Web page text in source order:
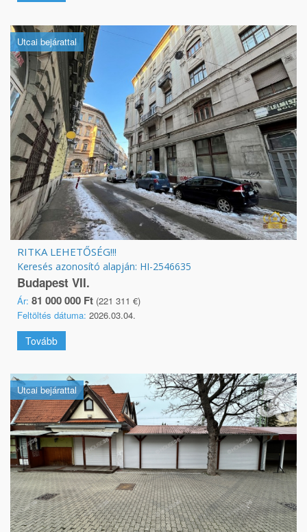
Utcai bejárattal
RITKA LEHETŐSÉG!!!
Keresés azonosító alapján: HI-2546635
Budapest VII.
Ár: 81 000 000 Ft (221 311 €)
Feltöltés dátuma: 2026.03.04.
Tovább
Utcai bejárattal